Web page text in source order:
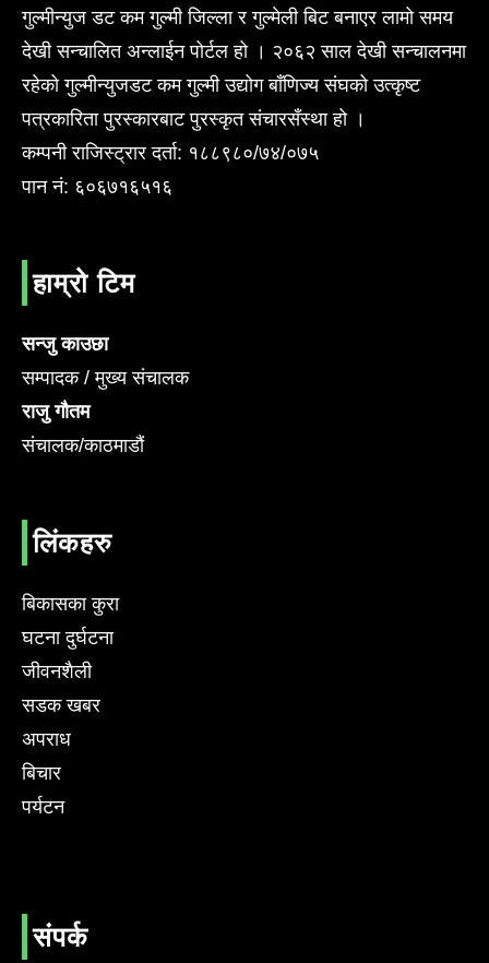
गुल्मीन्युज डट कम गुल्मी जिल्ला र गुल्मेली बिट बनाएर लामो समय
देखी सन्चालित अन्लाईन पोर्टल हो । २०६२ साल देखी सन्चालनमा
रहेको गुल्मीन्युजडट कम गुल्मी उद्योग बाँणिज्य संघको उत्कृष्ट
पत्रकारिता पुरस्कारबाट पुरस्कृत संचारसँस्था हो ।
कम्पनी राजिस्ट्रार दर्ता: १८८९८०/७४/०७५
पान नं: ६०६७१६५१६
हाम्रो टिम
सन्जु काउछा
सम्पादक / मुख्य संचालक
राजु गौतम
संचालक/काठमाडौं
लिंकहरु
बिकासका कुरा
घटना दुर्घटना
जीवनशैली
सडक खबर
अपराध
बिचार
पर्यटन
संपर्क